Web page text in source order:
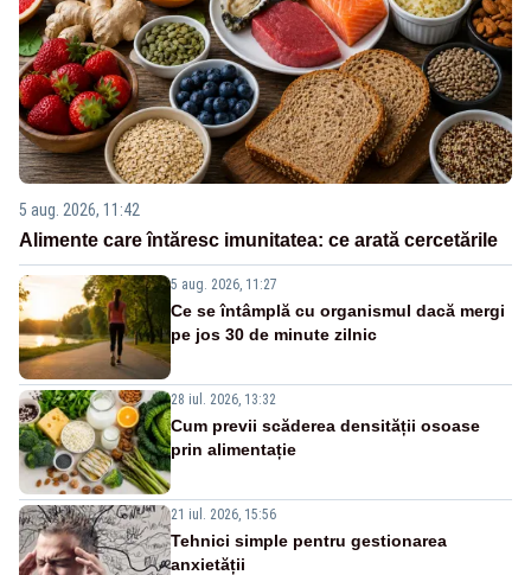
5 aug. 2026, 11:42
Alimente care întăresc imunitatea: ce arată cercetările
5 aug. 2026, 11:27
Ce se întâmplă cu organismul dacă mergi
pe jos 30 de minute zilnic
28 iul. 2026, 13:32
Cum previi scăderea densității osoase
prin alimentație
21 iul. 2026, 15:56
Tehnici simple pentru gestionarea
anxietății